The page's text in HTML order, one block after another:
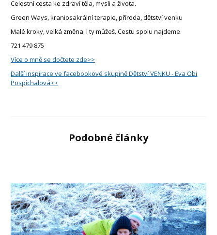
Celostní cesta ke zdraví těla, mysli a života.
Green Ways, kraniosakrální terapie, příroda, dětství venku
Malé kroky, velká změna. I ty můžeš. Cestu spolu najdeme.
721 479 875
Více o mně se dočtete zde>>
Další inspirace ve facebookové skupině Dětství VENKU - Eva Obi
Pospíchalová>>
Podobné články